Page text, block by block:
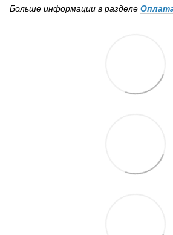
Больше информации в разделе